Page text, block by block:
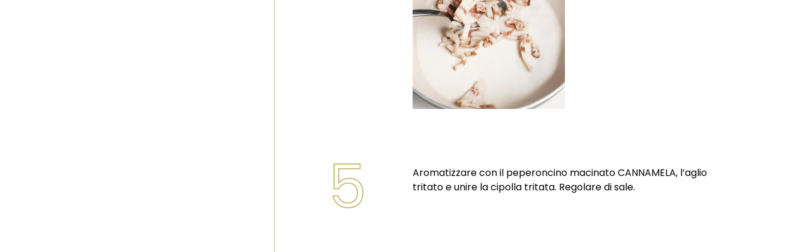
5
Aromatizzare con il peperoncino macinato CANNAMELA, l’aglio
tritato e unire la cipolla tritata. Regolare di sale.